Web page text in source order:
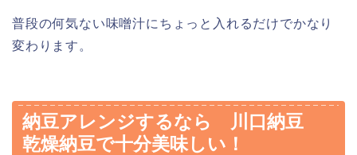
普段の何気ない味噌汁にちょっと入れるだけでかなり
変わります。
納豆アレンジするなら 川口納豆
乾燥納豆で十分美味しい！